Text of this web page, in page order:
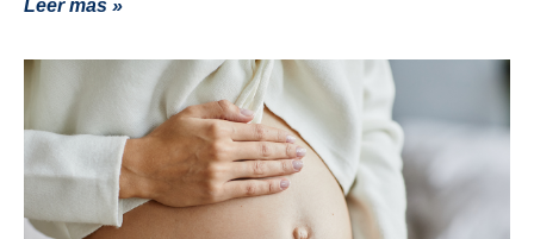
Leer más »